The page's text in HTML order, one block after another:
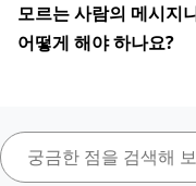
모르는 사람의 메시지
어떻게 해야 하나요?